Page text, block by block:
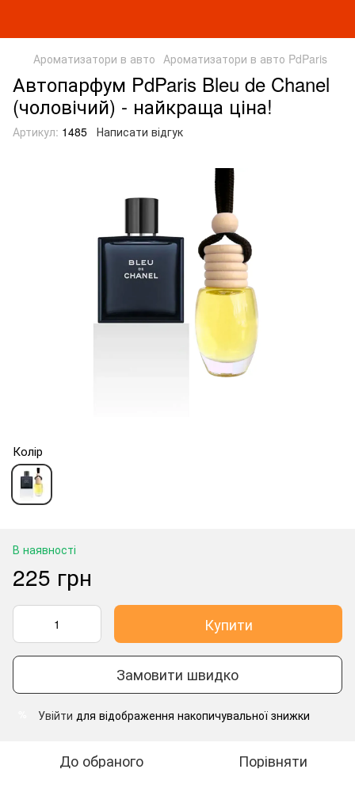
Ароматизатори в авто Ароматизатори в авто PdParis
Автопарфум PdParis Bleu de Chanel
(чоловічий) - найкраща ціна!
Артикул: 1485 Написати відгук
Колір
В наявності
225 грн
Купити
Замовити швидко
Увійти для відображення накопичувальної знижки
До обраного Порівняти